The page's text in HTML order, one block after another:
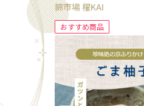
錦市場 櫂KAI
おすすめ商品